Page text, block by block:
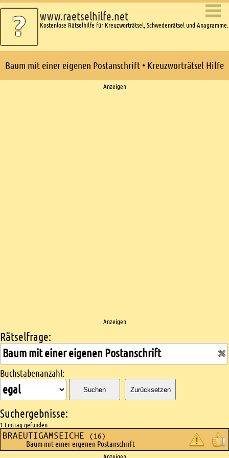
www.raetselhilfe.net
Kostenlose Rätselhilfe für Kreuzworträtsel, Schwedenrätsel und Anagramme.
Baum mit einer eigenen Postanschrift • Kreuzworträtsel Hilfe
Anzeigen
Anzeigen
Kreuzworträtsel suchen
Rätselfrage:
Buchstabenanzahl:
Suchen Zurücksetzen
Suchergebnisse:
1 Eintrag gefunden
BRAEUTIGAMSEICHE (16)
Baum mit einer eigenen Postanschrift